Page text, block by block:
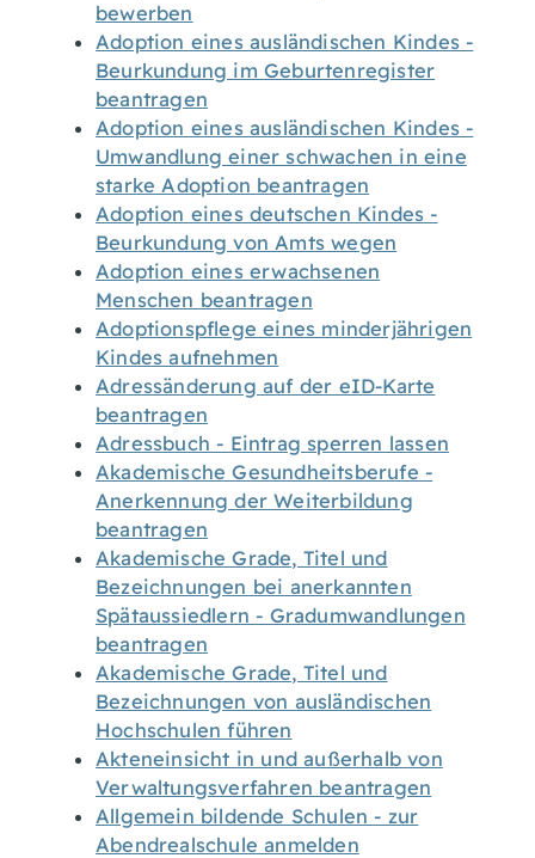
bewerben
Adoption eines ausländischen Kindes -
Beurkundung im Geburtenregister
beantragen
Adoption eines ausländischen Kindes -
Umwandlung einer schwachen in eine
starke Adoption beantragen
Adoption eines deutschen Kindes -
Beurkundung von Amts wegen
Adoption eines erwachsenen
Menschen beantragen
Adoptionspflege eines minderjährigen
Kindes aufnehmen
Adressänderung auf der eID-Karte
beantragen
Adressbuch - Eintrag sperren lassen
Akademische Gesundheitsberufe -
Anerkennung der Weiterbildung
beantragen
Akademische Grade, Titel und
Bezeichnungen bei anerkannten
Spätaussiedlern - Gradumwandlungen
beantragen
Akademische Grade, Titel und
Bezeichnungen von ausländischen
Hochschulen führen
Akteneinsicht in und außerhalb von
Verwaltungsverfahren beantragen
Allgemein bildende Schulen - zur
Abendrealschule anmelden